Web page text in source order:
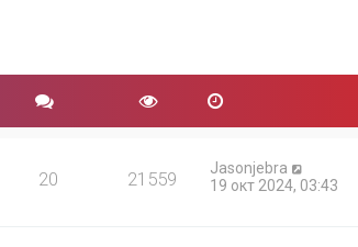
20 21559
Jasonjebra
19 окт 2024, 03:43